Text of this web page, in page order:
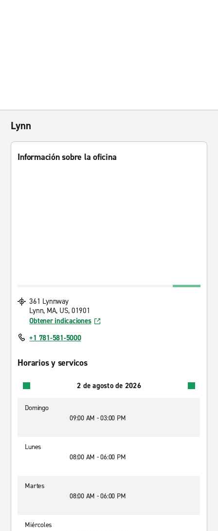
Lynn
Información sobre la oficina
361 Lynnway
Lynn, MA, US, 01901
Obtener indicaciones
+1 781-581-5000
Horarios y servicos
2 de agosto de 2026
Domingo
09:00 AM - 03:00 PM
Lunes
08:00 AM - 06:00 PM
Martes
08:00 AM - 06:00 PM
Miércoles